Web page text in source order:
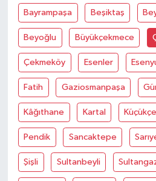
Bayrampaşa Beşiktaş
Beyoğlu Büyükçekmece
Çekmeköy Esenler
Fatih Gaziosmanpaşa
Kâğıthane Kartal
Pendik Sancaktepe
Şişli Sultanbeyli